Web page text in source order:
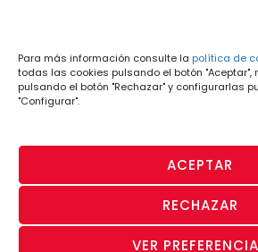
Para más información consulte la política de
todas las cookies pulsando el botón "Aceptar",
pulsando el botón "Rechazar" y configurarlas
"Configurar".
ACEPTAR
RECHAZAR
VER
Condiciones de
de